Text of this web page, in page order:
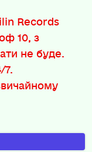
Records
10, з
не буде.